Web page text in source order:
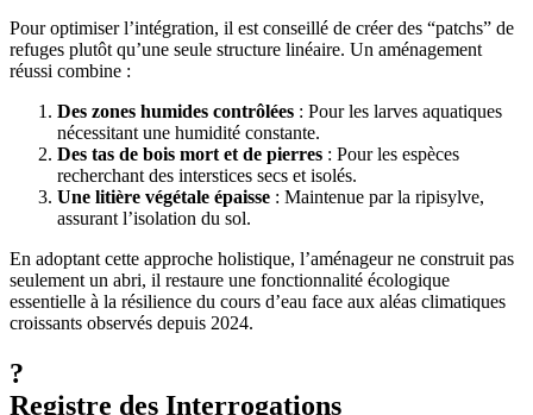
Pour optimiser l’intégration, il est conseillé de créer des “patchs” de
refuges plutôt qu’une seule structure linéaire. Un aménagement
réussi combine :
Des zones humides contrôlées : Pour les larves aquatiques
nécessitant une humidité constante.
Des tas de bois mort et de pierres : Pour les espèces
recherchant des interstices secs et isolés.
Une litière végétale épaisse : Maintenue par la ripisylve,
assurant l’isolation du sol.
En adoptant cette approche holistique, l’aménageur ne construit pas
seulement un abri, il restaure une fonctionnalité écologique
essentielle à la résilience du cours d’eau face aux aléas climatiques
croissants observés depuis 2024.
?
Registre des Interrogations